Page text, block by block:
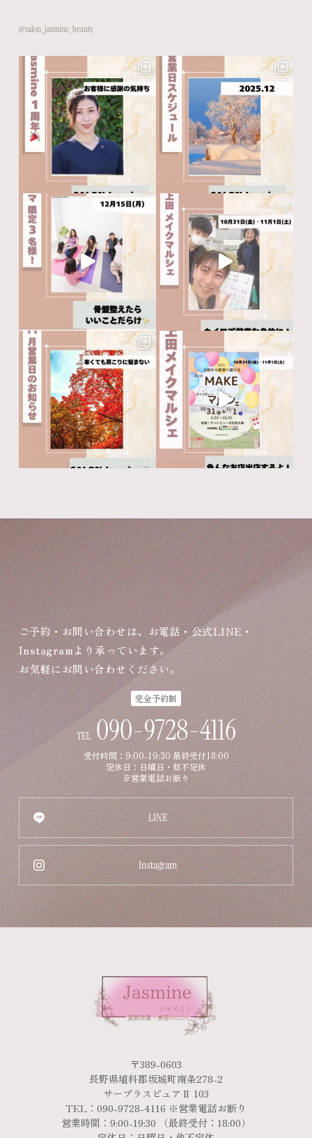
@salon_jasmine_beauty
ご予約・お問い合わせは、お電話・公式LINE・
Instagramより承っています。
お気軽にお問い合わせください。
完全予約制
TEL090-9728-4116
受付時間：9:00-19:30 最終受付18:00
定休日：日曜日・他不定休
※営業電話お断り
LINE
Instagram
〒389-0603
長野県埴科郡坂城町南条278-2
サープラスピュアⅡ 103
TEL：090-9728-4116 ※営業電話お断り
営業時間：9:00-19:30 （最終受付：18:00）